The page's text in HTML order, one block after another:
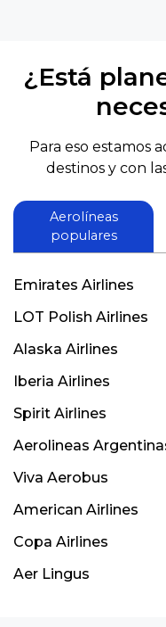
¿Está
Para eso estamos
destinos y con
Aerolíneas
populares
Emirates Airlines
LOT Polish Airlines
Alaska Airlines
Iberia Airlines
Spirit Airlines
Aerolineas
Viva Aerobus
American Airlines
Copa Airlines
Aer Lingus